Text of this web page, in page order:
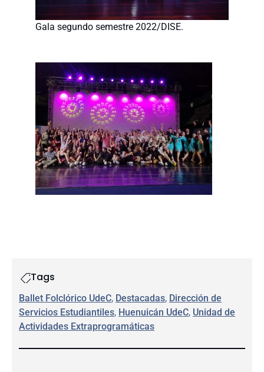
Gala segundo semestre 2022/DISE.
Tags
Ballet Folclórico UdeC, Destacadas, Dirección de
Servicios Estudiantiles, Huenuicán UdeC, Unidad de
Actividades Extraprogramáticas